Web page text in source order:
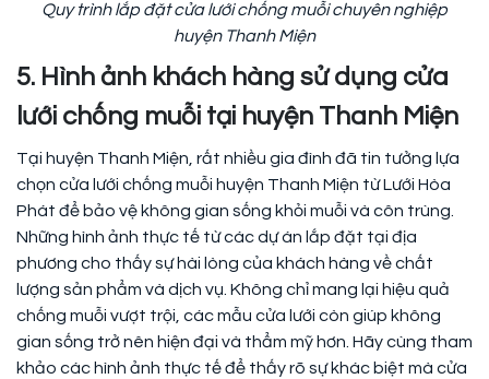
Quy trình lắp đặt cửa lưới chống muỗi chuyên nghiệp
huyện Thanh Miện
5. Hình ảnh khách hàng sử dụng cửa
lưới chống muỗi tại huyện Thanh Miện
Tại huyện Thanh Miện, rất nhiều gia đình đã tin tưởng lựa
chọn cửa lưới chống muỗi huyện Thanh Miện từ Lưới Hòa
Phát để bảo vệ không gian sống khỏi muỗi và côn trùng.
Những hình ảnh thực tế từ các dự án lắp đặt tại địa
phương cho thấy sự hài lòng của khách hàng về chất
lượng sản phẩm và dịch vụ. Không chỉ mang lại hiệu quả
chống muỗi vượt trội, các mẫu cửa lưới còn giúp không
gian sống trở nên hiện đại và thẩm mỹ hơn. Hãy cùng tham
khảo các hình ảnh thực tế để thấy rõ sự khác biệt mà cửa